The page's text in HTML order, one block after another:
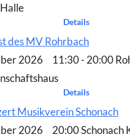
Details
des MV Rohrbach
2026 11:30 - 20:00
Details
Musikverein Schonach
2026 20:00 Schonach